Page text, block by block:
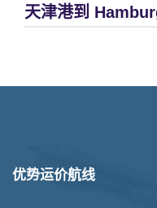
天津港到
优势运价航线